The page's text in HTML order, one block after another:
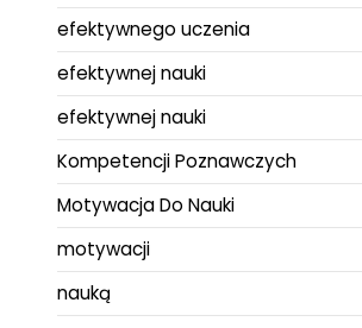
efektywnego uczenia
efektywnej nauki
efektywnej nauki
Kompetencji Poznawczych
Motywacja Do Nauki
motywacji
nauką